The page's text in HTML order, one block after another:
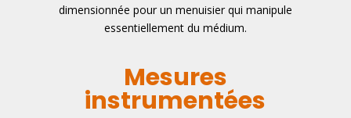
dimensionnée pour un menuisier qui manipule
essentiellement du médium.
Mesures
instrumentées